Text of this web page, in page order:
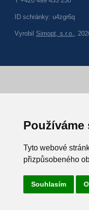
Tyto webové
přizpůsobeného
Souhlasím
ID schránky: u4zgr6q
Vyrobil Simopt, s.r.o.,